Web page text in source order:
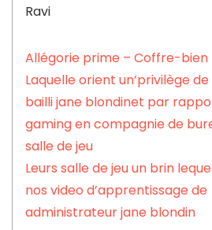
Ravi
Allégorie prime – Coffre-bien
Laquelle orient un’privilège
bailli jane blondinet par
gaming en compagnie de
salle de jeu
Leurs salle de jeu un brin
nos video d’apprentissage de
administrateur jane blondin